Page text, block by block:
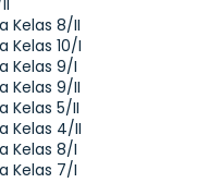
Kelas 8/II
Kelas 10/I
Kelas 9/I
Kelas 9/II
Kelas 5/II
Kelas 4/II
Kelas 8/I
Kelas 7/I